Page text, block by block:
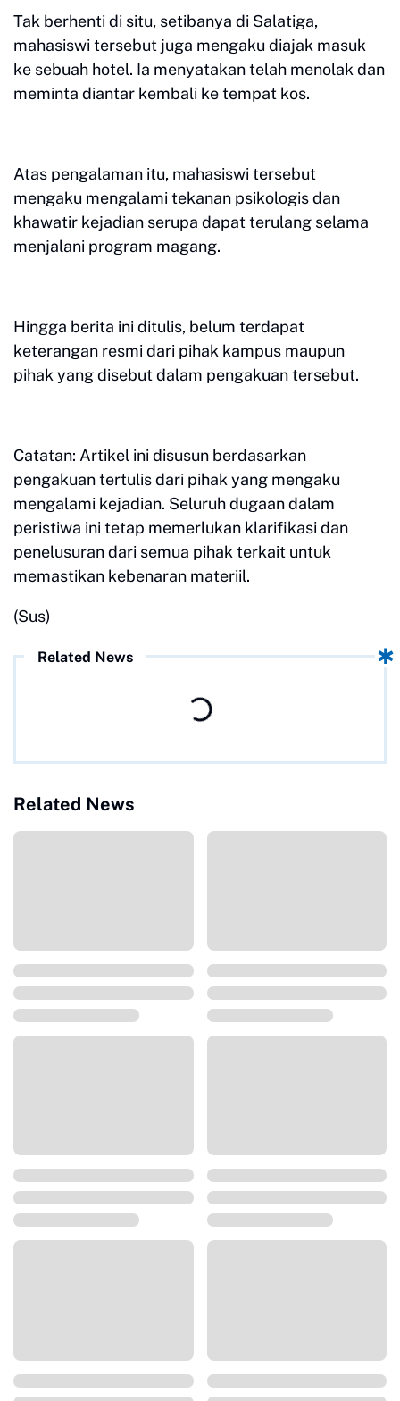
Tak berhenti di situ, setibanya di Salatiga,
mahasiswi tersebut juga mengaku diajak masuk
ke sebuah hotel. Ia menyatakan telah menolak dan
meminta diantar kembali ke tempat kos.
Atas pengalaman itu, mahasiswi tersebut
mengaku mengalami tekanan psikologis dan
khawatir kejadian serupa dapat terulang selama
menjalani program magang.
Hingga berita ini ditulis, belum terdapat
keterangan resmi dari pihak kampus maupun
pihak yang disebut dalam pengakuan tersebut.
Catatan: Artikel ini disusun berdasarkan
pengakuan tertulis dari pihak yang mengaku
mengalami kejadian. Seluruh dugaan dalam
peristiwa ini tetap memerlukan klarifikasi dan
penelusuran dari semua pihak terkait untuk
memastikan kebenaran materiil.
(Sus)
Related News
Related News